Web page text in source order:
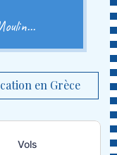
en Grèce